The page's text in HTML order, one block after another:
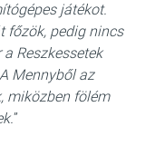
játékot.
főzök, pedig nincs
Reszkessetek
Mennyből az
miközben fölém
”